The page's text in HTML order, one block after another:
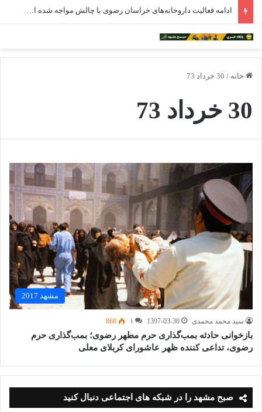
ادامه فعالیت داروخانه‌های خراسان رضوی با چالش مواجه شده است
خانه / 30 خرداد 73
30 خرداد 73
مشهد 2017
سید محمد محمدی 1397-03-30 ۱ 868
بازخوانی حادثه بمب‌گذاری حرم مطهر رضوی؛ بمب‌گذاری حرم
رضوی، تداعی‌ کننده ظهر عاشورای کربلای معلی
صبح مشهد را در شبکه های اجتماعی دنبال کنید